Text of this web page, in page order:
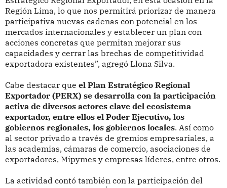
Región Lima, lo que nos permitirá priorizar de manera
participativa nuevas cadenas con potencial en los
mercados internacionales y establecer un plan con
acciones concretas que permitan mejorar sus
capacidades y cerrar las brechas de competitividad
exportadora existentes”, agregó Llona Silva.
Cabe destacar que el Plan Estratégico Regional
Exportador (PERX) se desarrolla con la participación
activa de diversos actores clave del ecosistema
exportador, entre ellos el Poder Ejecutivo, los
gobiernos regionales, los gobiernos locales. Así como
al sector privado a través de gremios empresariales, a
las academias, cámaras de comercio, asociaciones de
exportadores, Mipymes y empresas líderes, entre otros.
La actividad contó también con la participación del